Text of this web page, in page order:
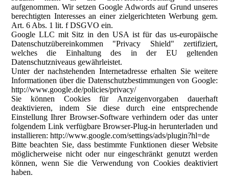
aufgenommen. Wir setzen Google Adwords auf Grund unseres
berechtigten Interesses an einer zielgerichteten Werbung gem.
Art. 6 Abs. 1 lit. f DSGVO ein.
Google LLC mit Sitz in den USA ist für das us-europäische
Datenschutzübereinkommen "Privacy Shield" zertifiziert,
welches die Einhaltung des in der EU geltenden
Datenschutzniveaus gewährleistet.
Unter der nachstehenden Internetadresse erhalten Sie weitere
Informationen über die Datenschutzbestimmungen von Google:
http://www.google.de/policies/privacy/
Sie können Cookies für Anzeigenvorgaben dauerhaft
deaktivieren, indem Sie diese durch eine entsprechende
Einstellung Ihrer Browser-Software verhindern oder das unter
folgendem Link verfügbare Browser-Plug-in herunterladen und
installieren: http://www.google.com/settings/ads/plugin?hl=de
Bitte beachten Sie, dass bestimmte Funktionen dieser Website
möglicherweise nicht oder nur eingeschränkt genutzt werden
können, wenn Sie die Verwendung von Cookies deaktiviert
haben.